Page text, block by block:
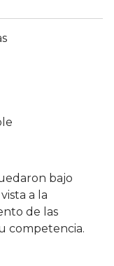
bajo
a la
de las
competencia.